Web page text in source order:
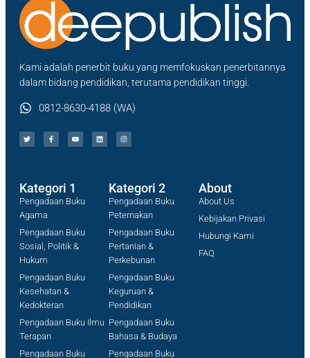
Kami adalah penerbit buku yang memfokuskan penerbitannya
dalam bidang pendidikan, terutama pendidikan tinggi.
0812-8630-4188 (WA)
Kategori 1
Pengadaan Buku
Agama
Pengadaan Buku
Sosial, Politik &
Hukum
Pengadaan Buku
Kesehatan &
Kedokteran
Pengadaan Buku Ilmu
Terapan
Pengadaan Buku
Kategori 2
Pengadaan Buku
Peternakan
Pengadaan Buku
Pertanian &
Perkebunan
Pengadaan Buku
Keguruan &
Pendidikan
Pengadaan Buku
Bahasa & Budaya
Pengadaan Buku
About
About Us
Kebijakan Privasi
Hubungi Kami
FAQ